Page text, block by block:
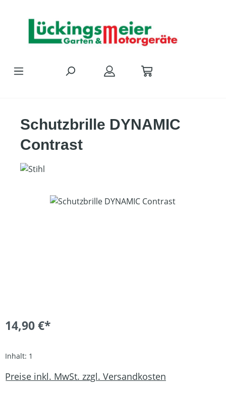
Schutzbrille DYNAMIC
Contrast
Bildergalerie überspringen
14,90 €*
Inhalt: 1
Preise inkl. MwSt. zzgl. Versandkosten